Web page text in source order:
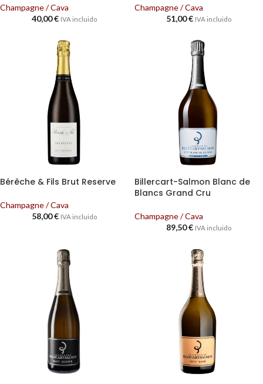
Champagne / Cava
40,00€ IVA incluido
Champagne / Cava
51,00€ IVA incluido
Bérêche & Fils Brut Reserve
Champagne / Cava
58,00€ IVA incluido
Billercart-Salmon Blanc de
Blancs Grand Cru
Champagne / Cava
89,50€ IVA incluido